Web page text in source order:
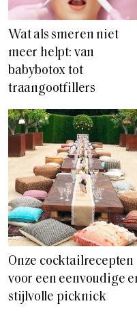
Wat als smeren niet
meer helpt: van
babybotox tot
traangootfillers
Onze cocktailrecepten
voor een eenvoudige
stijlvolle picknick